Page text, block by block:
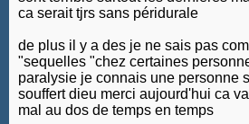
ca serait tjrs sans péridurale
de plus il y a des je ne sais pas
"sequelles "chez certaines
paralysie je connais une personne
souffert dieu merci aujourd'hui ca
mal au dos de temps en temps